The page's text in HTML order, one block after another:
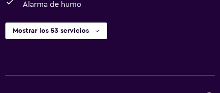
Alarma de humo
Mostrar los 53 servicios